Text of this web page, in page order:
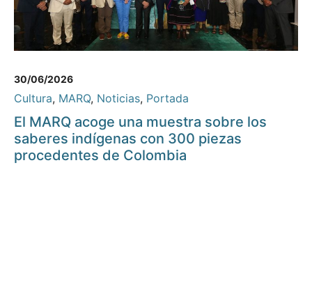
30/06/2026
Cultura, MARQ, Noticias, Portada
El MARQ acoge una muestra sobre los
saberes indígenas con 300 piezas
procedentes de Colombia